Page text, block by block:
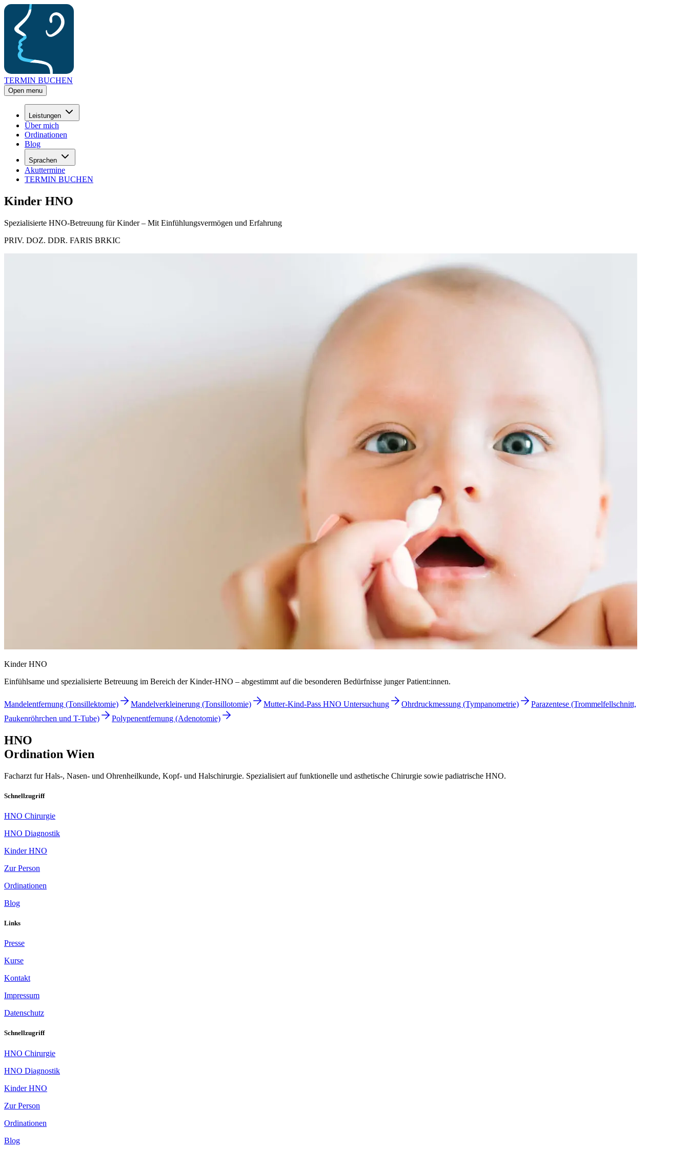
TERMIN BUCHEN
Open menu
Leistungen
Über mich
Ordinationen
Blog
Sprachen
Akuttermine
TERMIN BUCHEN
Kinder HNO
Spezialisierte HNO-Betreuung für Kinder – Mit Einfühlungsvermögen und Erfahrung
PRIV. DOZ. DDR. FARIS BRKIC
Kinder HNO
Einfühlsame und spezialisierte Betreuung im Bereich der Kinder-HNO – abgestimmt auf die besonderen Bedürfnisse junger Patient:innen.
Mandelentfernung (Tonsillektomie) Mandelverkleinerung (Tonsillotomie) Mutter-Kind-Pass HNO Untersuchung Ohrdruckmessung (Tympanometrie)
Parazentese (Trommelfellschnitt,
Paukenröhrchen und T-Tube)
Polypenentfernung (Adenotomie)
HNO
Ordination Wien
Facharzt fur Hals-, Nasen- und Ohrenheilkunde, Kopf- und Halschirurgie. Spezialisiert auf funktionelle und asthetische Chirurgie sowie padiatrische HNO.
Schnellzugriff
HNO Chirurgie
HNO Diagnostik
Kinder HNO
Zur Person
Ordinationen
Blog
Links
Presse
Kurse
Kontakt
Impressum
Datenschutz
Schnellzugriff
HNO Chirurgie
HNO Diagnostik
Kinder HNO
Zur Person
Ordinationen
Blog